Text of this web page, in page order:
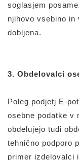
soglasjem
njihovo vsebino
dobljena.
3. Obdelovalci
Poleg podjetj E-
osebne podatke v
obdelujejo tudi
tehnično podporo
primer izdelovalci